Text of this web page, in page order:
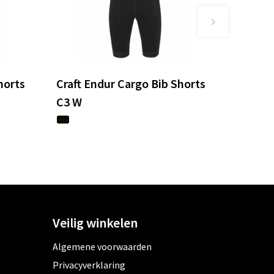
Craft Endur Cargo Bib Shorts
C3 W
Veilig winkelen
Algemene voorwaarden
Privacyverklaring